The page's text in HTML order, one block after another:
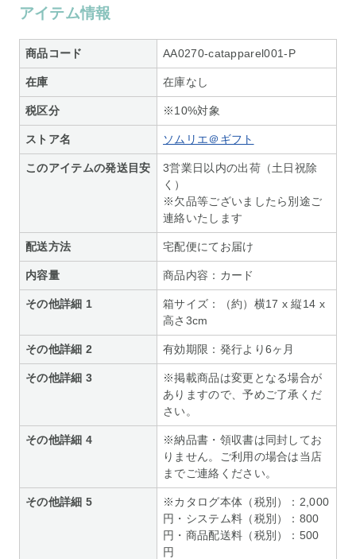
アイテム情報
商品コード AA0270-catapparel001-P
在庫 在庫なし
税区分 ※10%対象
ストア名 ソムリエ＠ギフト
このアイテムの発送目安
3営業日以内の出荷（土日祝除
く）
※欠品等ございましたら別途ご
連絡いたします
配送方法 宅配便にてお届け
内容量 商品内容：カード
その他詳細 1
箱サイズ：（約）横17 x 縦14 x
高さ3cm
その他詳細 2 有効期限：発行より6ヶ月
その他詳細 3
※掲載商品は変更となる場合が
ありますので、予めご了承くだ
さい。
その他詳細 4
※納品書・領収書は同封してお
りません。ご利用の場合は当店
までご連絡ください。
その他詳細 5
※カタログ本体（税別）：2,000
円・システム料（税別）：800
円・商品配送料（税別）：500
円